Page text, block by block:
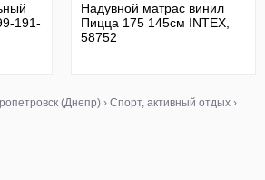
191-
Надувной матрас винил
Пицца 175 145см INTEX,
58752
(Днепр) › Спорт, активный отдых ›